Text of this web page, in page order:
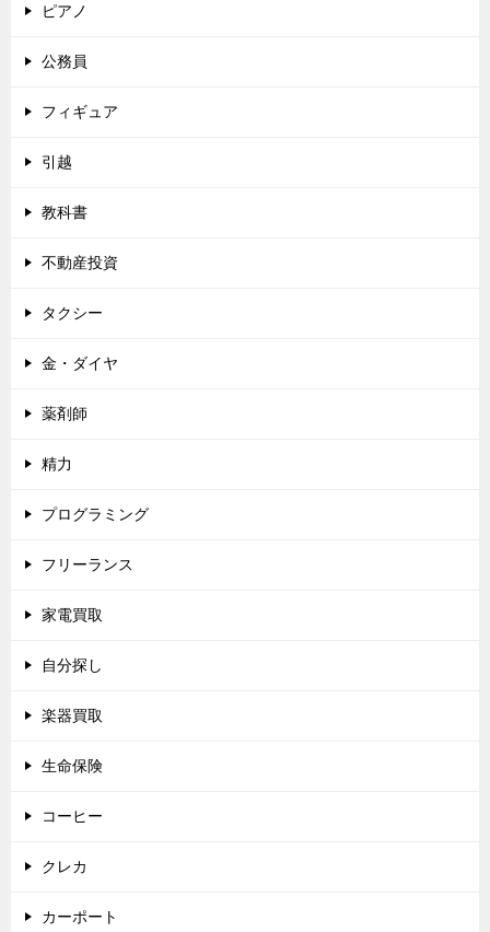
ピアノ
公務員
フィギュア
引越
教科書
不動産投資
タクシー
金・ダイヤ
薬剤師
精力
プログラミング
フリーランス
家電買取
自分探し
楽器買取
生命保険
コーヒー
クレカ
カーポート